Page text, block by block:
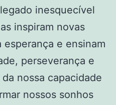
inesquecível
inspiram novas
e ensinam
perseverança e
nossa capacidade
nossos sonhos